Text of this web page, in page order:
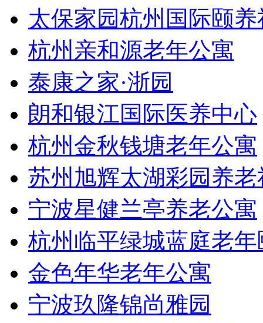
太保家园杭州国际颐养
杭州亲和源老年公寓
泰康之家·浙园
朗和银江国际医养中心
杭州金秋钱塘老年公寓
苏州旭辉太湖彩园养老
宁波星健兰亭养老公寓
杭州临平绿城蓝庭老
金色年华老年公寓
宁波玖隆锦尚雅园